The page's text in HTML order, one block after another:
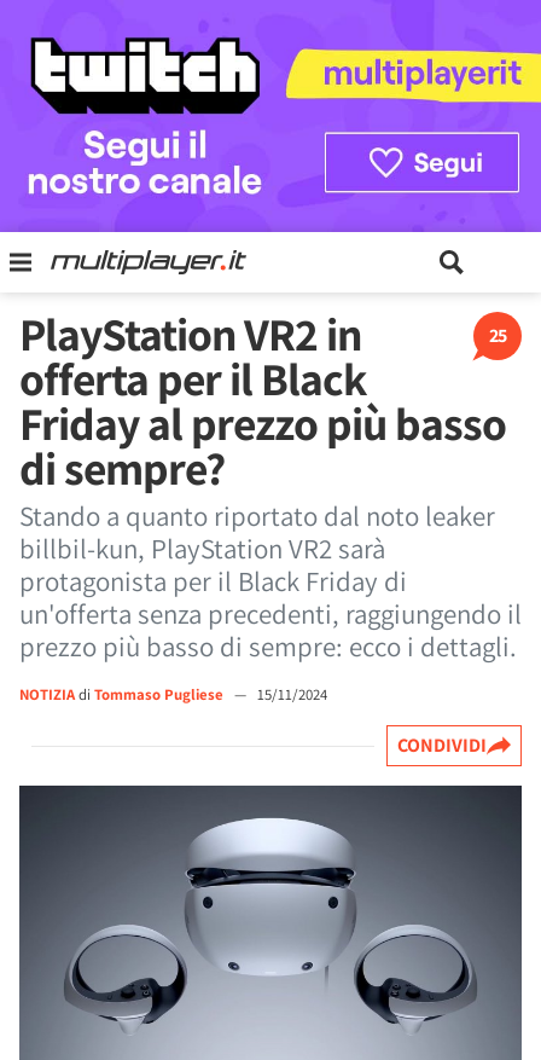
25
PlayStation VR2 in
offerta per il Black
Friday al prezzo più basso
di sempre?
Stando a quanto riportato dal noto leaker
billbil-kun, PlayStation VR2 sarà
protagonista per il Black Friday di
un'offerta senza precedenti, raggiungendo il
prezzo più basso di sempre: ecco i dettagli.
NOTIZIAdi Tommaso Pugliese — 15/11/2024
CONDIVIDI